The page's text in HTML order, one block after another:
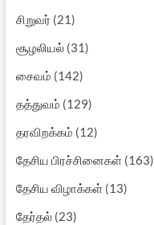
சிறுவர் (21)
சூழலியல்(31)
சைவம் (142)
தத்துவம் (129)
தரவிறக்கம் (12)
தேசிய பிரச்சினைகள்(163)
தேசிய விழாக்கள்(13)
தேர்தல்(23)